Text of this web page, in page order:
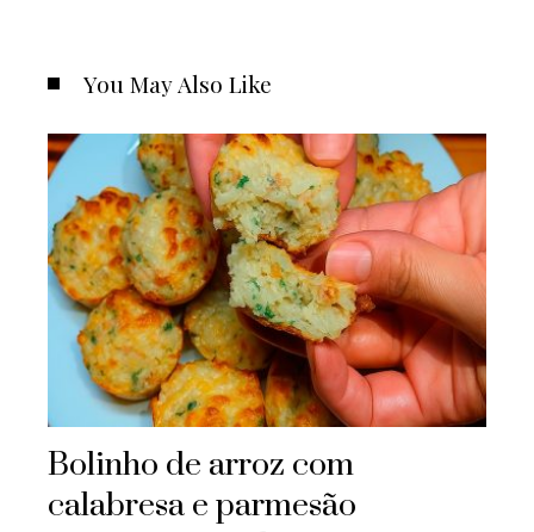
You May Also Like
Bolinho de arroz com
calabresa e parmesão